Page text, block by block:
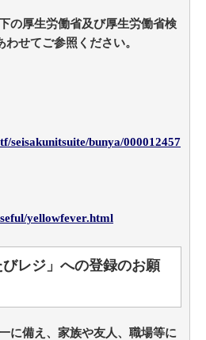
厚生労働省及び厚生労働省検
せてご参照ください。
seisakunitsuite/bunya/000012457
yellowfever.html
レジ」への登録のお願
備え、家族や友人、職場等に